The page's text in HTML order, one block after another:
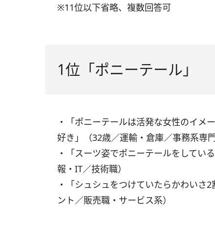
※11位以下省略、複数回答可
1位「ポニーテール」
・「ポニーテールは活発な女性のイメ
好き」（32歳／運輸・倉庫／事務系専門
・「スーツ姿でポニーテールをしてい
報・IT／技術職）
・「シュシュをつけていたらかわいさ
ント／販売職・サービス系）